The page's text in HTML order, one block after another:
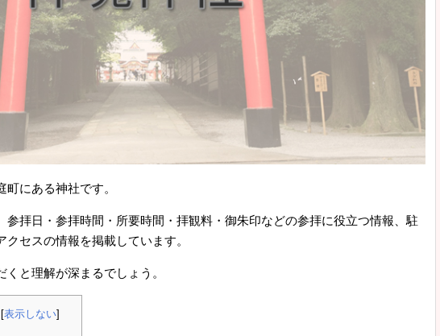
にある神社です。
参拝日・参拝時間・所要時間・拝観料・御朱印などの参拝に役立つ情報、駐
セスの情報を掲載しています。
と理解が深まるでしょう。
[表示しない]